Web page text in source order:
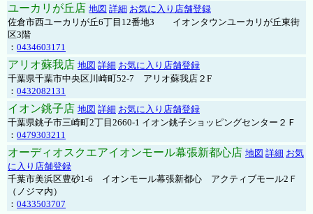
ユーカリが丘店 地図 詳細 お気に入り店舗登録
佐倉市西ユーカリが丘6丁目12番地3 イオンタウンユーカリが丘東街
区3階
： 0434603171
アリオ蘇我店 地図 詳細 お気に入り店舗登録
千葉県千葉市中央区川崎町52-7 アリオ蘇我店２F
： 0432082131
イオン銚子店 地図 詳細 お気に入り店舗登録
千葉県銚子市三崎町2丁目2660-1 イオン銚子ショッピングセンター２Ｆ
： 0479303211
オーディオスクエアイオンモール幕張新都心店 地図 詳細 お気
に入り店舗登録
千葉市美浜区豊砂1-6 イオンモール幕張新都心 アクティブモール2Ｆ
（ノジマ内）
： 0433503707